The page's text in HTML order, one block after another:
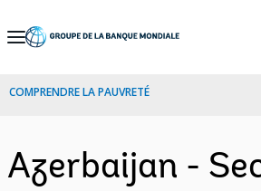
Skip
Navigation
COMPRENDRE LA PAUVRETÉ
Azerbaijan -